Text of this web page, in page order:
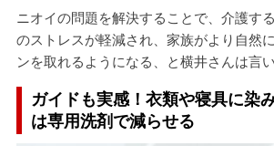
ニオイの問題を解決することで、介護す
のストレスが軽減され、家族がより自然
ンを取れるようになる、と横井さんは言い
ガイドも実感！衣類や寝具に染
は専用洗剤で減らせる